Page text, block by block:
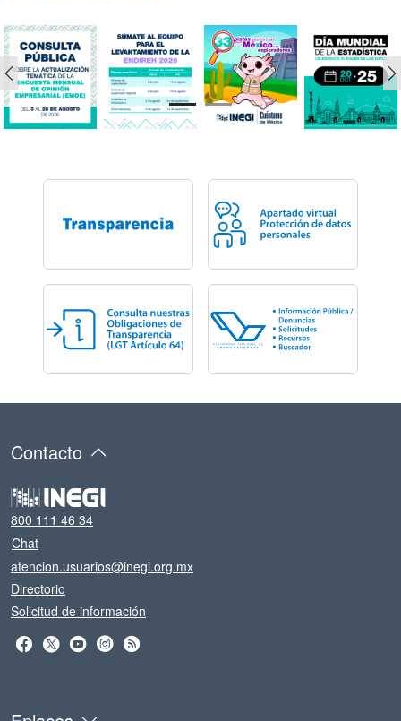
Anterior
Contacto
800 111 46 34
Chat
atencion.usuarios@inegi.org.mx
Directorio
Solicitud de información